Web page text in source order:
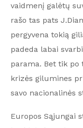
vaidmenį galėtų
rašo tas pats
pergyvena tokią
padeda labai
parama. Bet tik po
krizės gilumines
savo nacionalinės
Europos Sąjungai